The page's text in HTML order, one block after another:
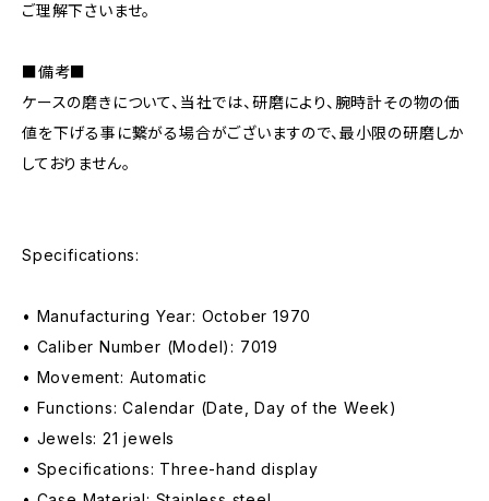
ご理解下さいませ。
■備考■
ケースの磨きについて、当社では、研磨により、腕時計その物の価
値を下げる事に繋がる場合がございますので、最小限の研磨しか
しておりません。
Specifications:
• Manufacturing Year: October 1970
• Caliber Number (Model): 7019
• Movement: Automatic
• Functions: Calendar (Date, Day of the Week)
• Jewels: 21 jewels
• Specifications: Three-hand display